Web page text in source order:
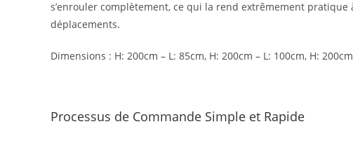
s’enrouler complètement, ce qui la rend extrêmement
déplacements.
Dimensions : H: 200cm – L: 85cm, H: 200cm – L: 100cm, H:
Processus de Commande Simple et Rapide